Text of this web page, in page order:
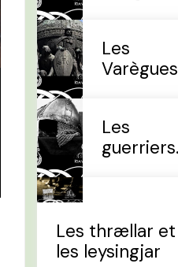
Les
Varègues
Les
guerriers
Les thrællar et
les leysingjar